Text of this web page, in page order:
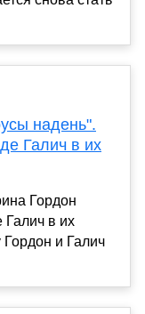
надень".
Галич в их
Гордон
Галич в их
и Галич